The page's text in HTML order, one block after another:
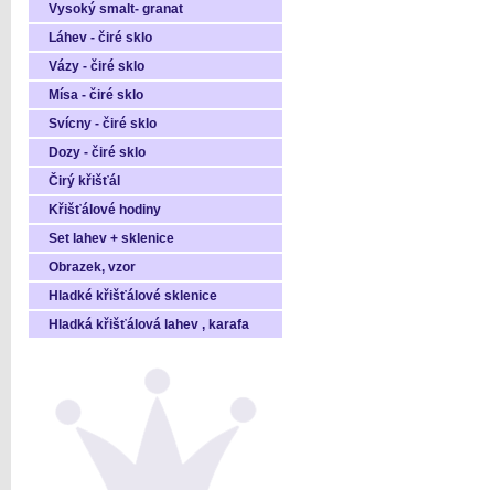
Vysoký smalt- granat
Láhev - čiré sklo
Vázy - čiré sklo
Mísa - čiré sklo
Svícny - čiré sklo
Dozy - čiré sklo
Čirý křišťál
Křišťálové hodiny
Set lahev + sklenice
Obrazek, vzor
Hladké křišťálové sklenice
Hladká křišťálová lahev , karafa